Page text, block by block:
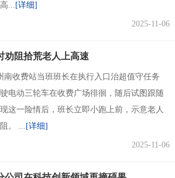
... [详细]
2025-11-06
劝阻拾荒老人上高速
南收费站当班班长在执行入口治超值守任务
电动三轮车在收费广场徘徊，随后试图跟随
这一险情后，班长立即小跑上前，示意老人
。 ... [详细]
2025-11-06